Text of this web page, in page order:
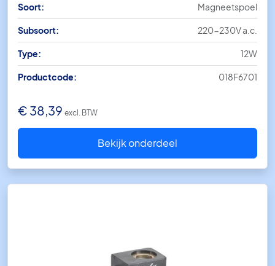
Soort: Magneetspoel
Subsoort: 220-230V a.c.
Type: 12W
Productcode: 018F6701
€ 38,39 excl. BTW
Bekijk onderdeel